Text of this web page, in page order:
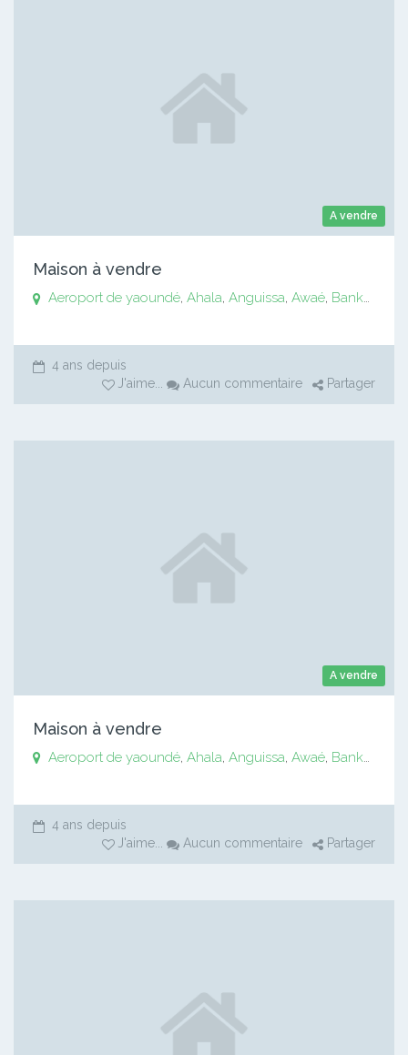
A vendre
Maison à vendre
Aeroport de yaoundé, Ahala, Anguissa, Awaé, Bankomo
4 ans depuis
J'aime... Aucun commentaire Partager
A vendre
Maison à vendre
Aeroport de yaoundé, Ahala, Anguissa, Awaé, Bankomo
4 ans depuis
J'aime... Aucun commentaire Partager